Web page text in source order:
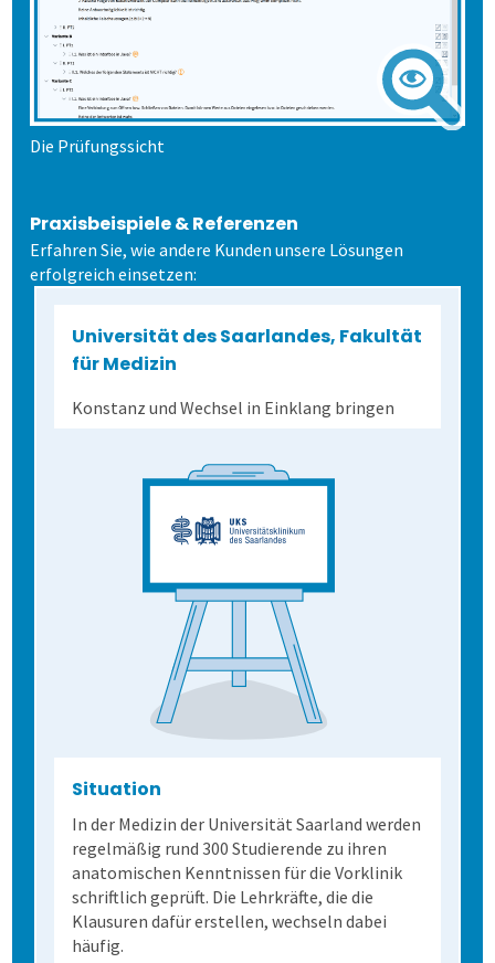
Fortgeschritten
Mehrsprachige Fragebögen
Audit-Log
Dienstleistungen
Die Prüfungssicht
Praxisbeispiele & Referenzen
Erfahren Sie, wie andere Kunden unsere Lösungen
erfolgreich einsetzen:
Universität des Saarlandes, Fakultät
für Medizin
Konstanz und Wechsel in Einklang bringen
Situation
In der Medizin der Universität Saarland werden
regelmäßig rund 300 Studierende zu ihren
anatomischen Kenntnissen für die Vorklinik
schriftlich geprüft. Die Lehrkräfte, die die
Klausuren dafür erstellen, wechseln dabei
häufig.